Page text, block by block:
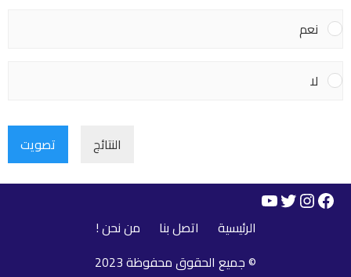
نعم
لا
النتائج تصويت
Facebook
Instagram
Twitter
YouTube
الرئيسية اتصل بنا
من نحن !
© جميع الحقوق محفوظة 2023